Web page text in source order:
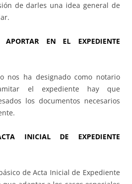
de darles una idea general de
APORTAR EN EL EXPEDIENTE
nos ha designado como notario
el expediente hay que
los documentos necesarios
INICIAL DE EXPEDIENTE
de Acta Inicial de Expediente